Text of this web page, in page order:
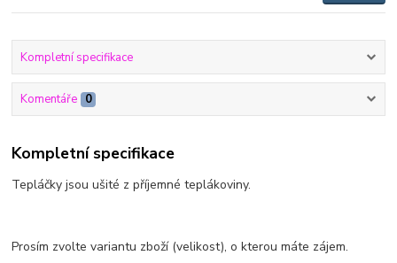
Kompletní specifikace
Komentáře 0
Kompletní specifikace
Tepláčky jsou ušité z příjemné teplákoviny.
Prosím zvolte variantu zboží (velikost), o kterou máte zájem.